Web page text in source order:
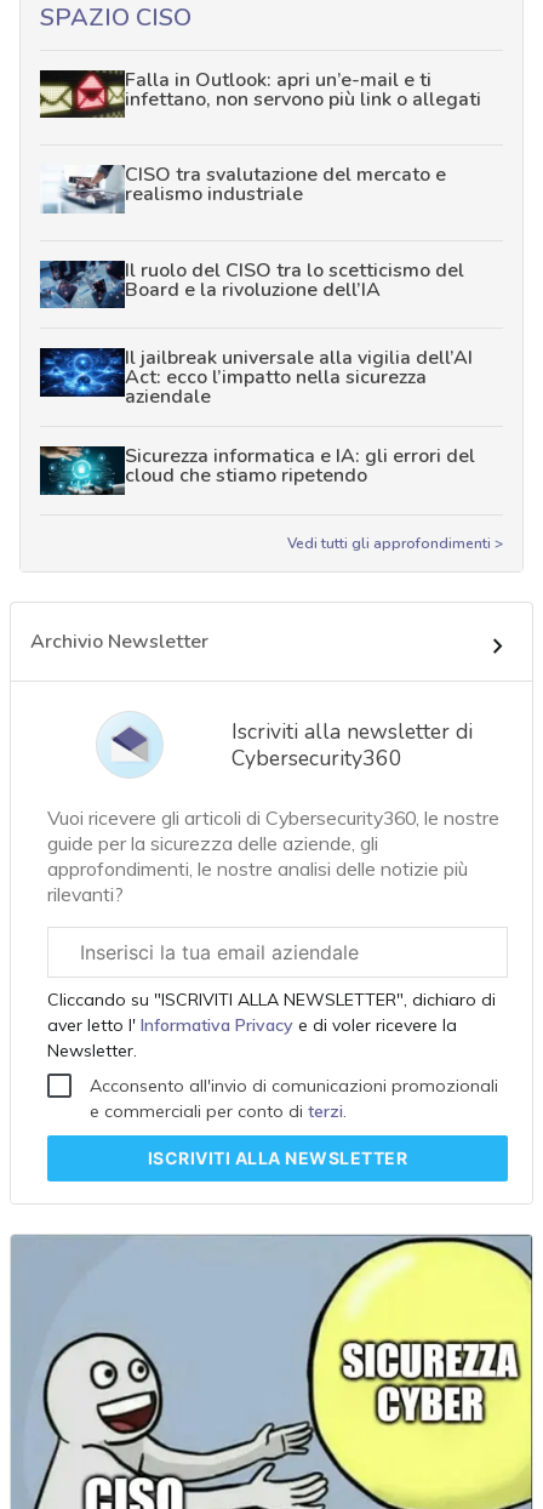
SPAZIO CISO
Falla in Outlook: apri un’e-mail e ti
infettano, non servono più link o allegati
CISO tra svalutazione del mercato e
realismo industriale
Il ruolo del CISO tra lo scetticismo del
Board e la rivoluzione dell’IA
Il jailbreak universale alla vigilia dell’AI
Act: ecco l’impatto nella sicurezza
aziendale
Sicurezza informatica e IA: gli errori del
cloud che stiamo ripetendo
Vedi tutti gli approfondimenti >
Archivio Newsletter
Iscriviti alla newsletter di
Cybersecurity360
Vuoi ricevere gli articoli di Cybersecurity360, le nostre
guide per la sicurezza delle aziende, gli
approfondimenti, le nostre analisi delle notizie più
rilevanti?
aziendale
Cliccando su "ISCRIVITI ALLA NEWSLETTER", dichiaro di
aver letto l'Informativa Privacy e di voler ricevere la
Newsletter.
Acconsento all'invio di comunicazioni promozionali
e commerciali per conto di terzi.
ISCRIVITI ALLA NEWSLETTER